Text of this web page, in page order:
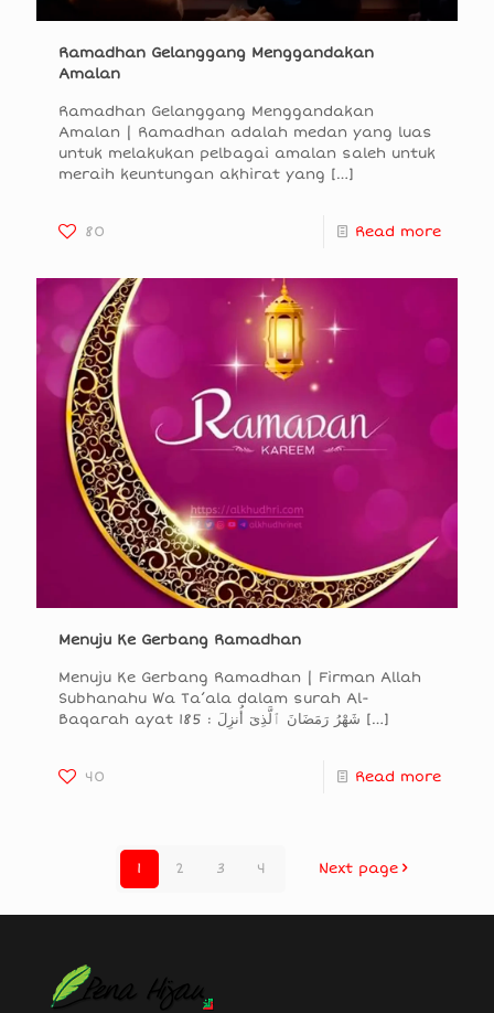
Ramadhan Gelanggang Menggandakan
Amalan
Ramadhan Gelanggang Menggandakan
Amalan | Ramadhan adalah medan yang luas
untuk melakukan pelbagai amalan saleh untuk
meraih keuntungan akhirat yang […]
80 Read more
Menuju Ke Gerbang Ramadhan
Menuju Ke Gerbang Ramadhan | Firman Allah
Subhanahu Wa Ta’ala dalam surah Al-
Baqarah ayat 185 : شَهْرُ رَمَضَانَ ٱلَّذِىٓ أُنزِلَ […]
40 Read more
1 2 3 4 Next page